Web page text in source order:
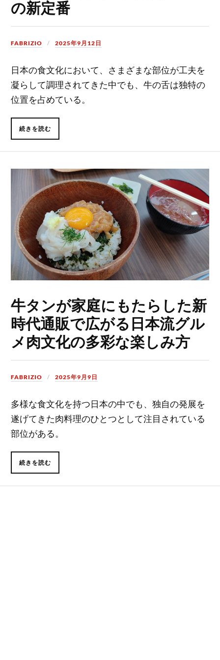
の新定番
FABRIZIO 2025年9月12日
日本の食文化において、さまざまな部位が工夫を
凝らして調理されてきた中でも、牛の舌は独特の
位置を占めている。
続きを読む
牛タンが家庭にもたらした新
時代通販で広がる日本流グル
メ肉文化の多彩な楽しみ方
FABRIZIO 2025年9月9日
多様な食文化を持つ日本の中でも、独自の発展を
遂げてきた肉料理のひとつとして注目されている
部位がある。
続きを読む